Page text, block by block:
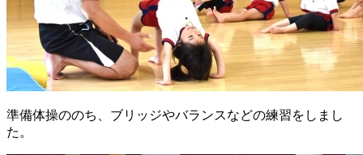
準備体操ののち、ブリッジやバランスなどの練習をしまし
た。